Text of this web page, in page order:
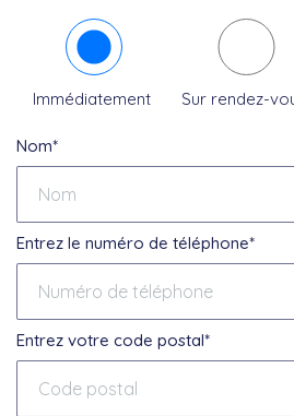
Immédiatement Sur rendez-
Nom*
Entrez le numéro de téléphone*
Entrez votre code postal*